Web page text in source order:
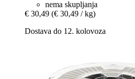
nema skupljanja
€ 30,49 (€ 30,49 / kg)
Dostava do 12. kolovoza